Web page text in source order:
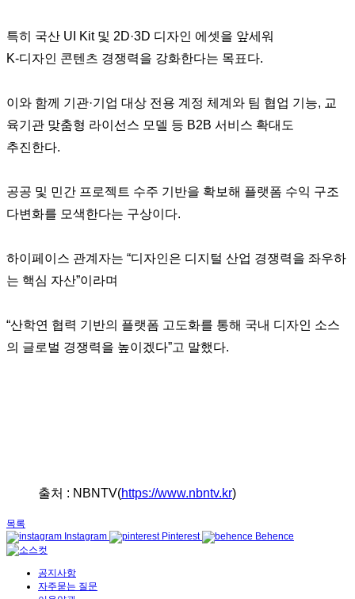
특히 국산 UI Kit 및 2D·3D 디자인 에셋을 앞세워
K-디자인 콘텐츠 경쟁력을 강화한다는 목표다.
이와 함께 기관·기업 대상 전용 계정 체계와 팀 협업 기능, 교
육기관 맞춤형 라이선스 모델 등 B2B 서비스 확대도
추진한다.
공공 및 민간 프로젝트 수주 기반을 확보해 플랫폼 수익 구조
다변화를 모색한다는 구상이다.
하이페이스 관계자는 “디자인은 디지털 산업 경쟁력을 좌우하
는 핵심 자산”이라며
“산학연 협력 기반의 플랫폼 고도화를 통해 국내 디자인 소스
의 글로벌 경쟁력을 높이겠다”고 말했다.
출처 : NBNTV(https://www.nbntv.kr)
목록
Instagram
Pinterest Behence
공지사항
자주묻는 질문